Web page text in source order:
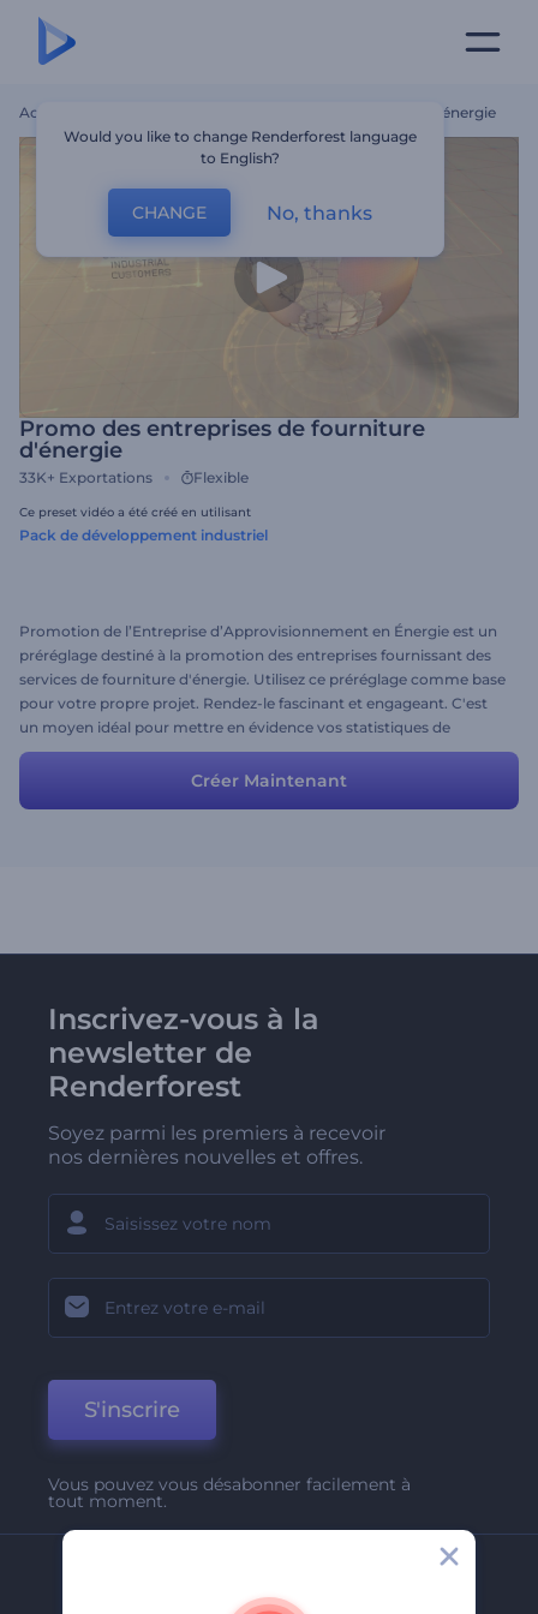
Accueil Promo Des Entreprises De Fourniture D'énergie
Promo des entreprises de fourniture
d'énergie
33K+ Exportations Flexible
Ce preset vidéo a été créé en utilisant
Pack de développement industriel
Promotion de l’Entreprise d’Approvisionnement en Énergie est un
préréglage destiné à la promotion des entreprises fournissant des
services de fourniture d'énergie. Utilisez ce préréglage comme base
pour votre propre projet. Rendez-le fascinant et engageant. C'est
un moyen idéal pour mettre en évidence vos statistiques de
construction ou votre croissance économique. Voulez-vous
promouvoir votre entreprise maintenant? Téléchargez simplement
vos images, modifiez le texte, ajoutez de la musique et profitez des
Créer Maintenant
Inscrivez-vous à la
newsletter de
Renderforest
Soyez parmi les premiers à recevoir
nos dernières nouvelles et offres.
S'inscrire
Vous pouvez vous désabonner facilement à
tout moment.
Would you like to change Renderforest language
to English?
CHANGE No, thanks